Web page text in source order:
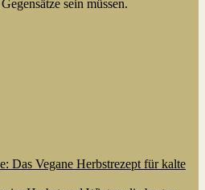
sein müssen.
Das Vegane Herbstrezept für kalte